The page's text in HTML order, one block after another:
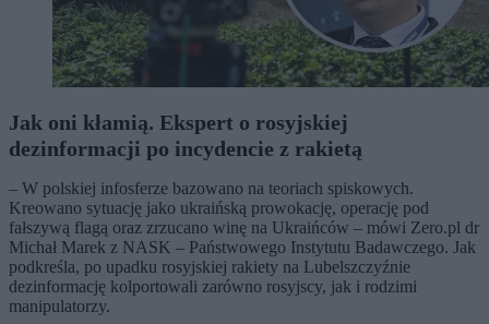
Jak oni kłamią. Ekspert o rosyjskiej
dezinformacji po incydencie z rakietą
– W polskiej infosferze bazowano na teoriach spiskowych.
Kreowano sytuację jako ukraińską prowokację, operację pod
fałszywą flagą oraz zrzucano winę na Ukraińców – mówi Zero.pl dr
Michał Marek z NASK – Państwowego Instytutu Badawczego. Jak
podkreśla, po upadku rosyjskiej rakiety na Lubelszczyźnie
dezinformację kolportowali zarówno rosyjscy, jak i rodzimi
manipulatorzy.